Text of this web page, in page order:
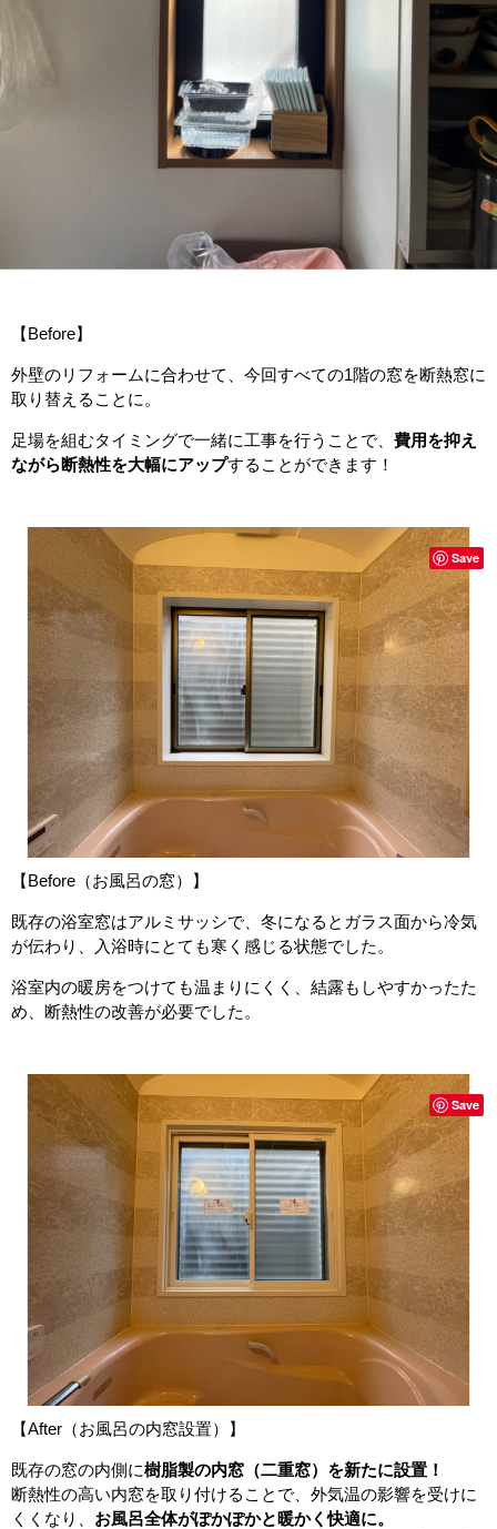
【Before】
外壁のリフォームに合わせて、今回すべての1階の窓を断熱窓に
取り替えることに。
足場を組むタイミングで一緒に工事を行うことで、 費用を抑え
ながら断熱性を大幅にアップすることができます！
【Before（お風呂の窓）】
既存の浴室窓はアルミサッシで、冬になるとガラス面から冷気
が伝わり、入浴時にとても寒く感じる状態でした。
浴室内の暖房をつけても温まりにくく、結露もしやすかったた
め、断熱性の改善が必要でした。
Save
【After（お風呂の内窓設置）】
既存の窓の内側に樹脂製の内窓（二重窓）を新たに設置！
断熱性の高い内窓を取り付けることで、外気温の影響を受けに
くくなり、 お風呂全体がぽかぽかと暖かく快適に。
Save